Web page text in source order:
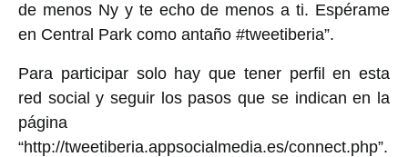
de menos Ny y te echo de menos a ti. Espérame
en Central Park como antaño #tweetiberia”.
Para participar solo hay que tener perfil en esta
red social y seguir los pasos que se indican en la
página
“http://tweetiberia.appsocialmedia.es/connect.php”.